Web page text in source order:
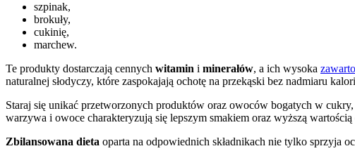
szpinak,
brokuły,
cukinię,
marchew.
Te produkty dostarczają cennych witamin i minerałów, a ich wysoka
naturalnej słodyczy, które zaspokajają ochotę na przekąski bez nadmiaru
Staraj się unikać przetworzonych produktów oraz owoców bogatych w
warzywa i owoce charakteryzują się lepszym smakiem oraz wyższą
Zbilansowana dieta oparta na odpowiednich składnikach nie tylko sprzyja